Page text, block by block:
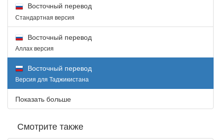
Восточный перевод
Стандартная версия
Восточный перевод
Аллах версия
Восточный перевод
Версия для Таджикистана
Показать больше
Смотрите также